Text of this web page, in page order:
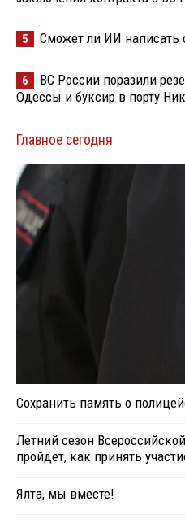
5 Сможет ли ИИ написать
6
ВС России поразили
Одессы и буксир в порту
Главное сегодня
Сохранить память о
Летний сезон
пройдет, как принять
Ялта, мы вместе!